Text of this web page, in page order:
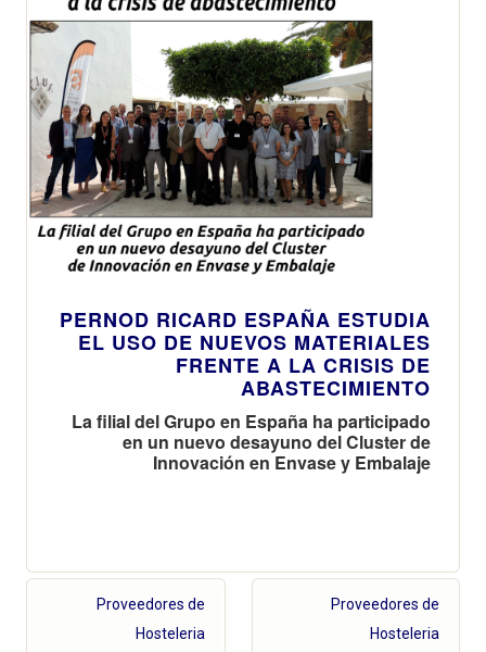
PERNOD RICARD ESPAÑA ESTUDIA
EL USO DE NUEVOS MATERIALES
FRENTE A LA CRISIS DE
ABASTECIMIENTO
La filial del Grupo en España ha participado
en un nuevo desayuno del Cluster de
Innovación en Envase y Embalaje
Proveedores de
Hosteleria
Proveedores de
Hosteleria